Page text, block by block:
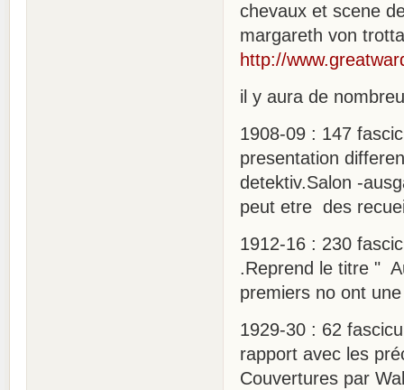
chevaux et scene
margareth von
http://
il y aura de
1908-09 : 147
presentation
detektiv.Salon -
peut etre des
1912-16 : 230
.Reprend le titre "
premiers no ont
1929-30 : 62
rapport avec les
Couvertures par